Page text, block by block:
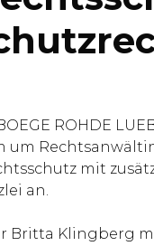
ROHDE
um
mit
an.
Britta Klingberg